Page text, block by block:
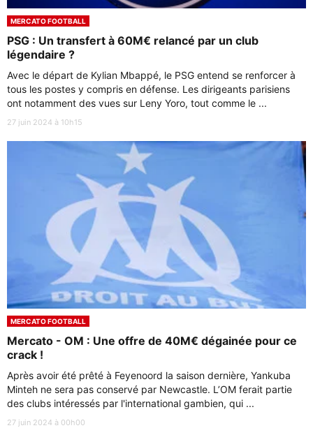
MERCATO FOOTBALL
PSG : Un transfert à 60M€ relancé par un club
légendaire ?
Avec le départ de Kylian Mbappé, le PSG entend se renforcer à
tous les postes y compris en défense. Les dirigeants parisiens
ont notamment des vues sur Leny Yoro, tout comme le ...
27 juin 2024 à 10h15
MERCATO FOOTBALL
Mercato - OM : Une offre de 40M€ dégainée pour ce
crack !
Après avoir été prêté à Feyenoord la saison dernière, Yankuba
Minteh ne sera pas conservé par Newcastle. L’OM ferait partie
des clubs intéressés par l'international gambien, qui ...
27 juin 2024 à 00h00